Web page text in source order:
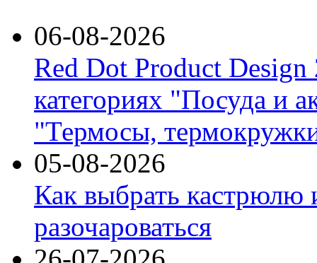
06-08-2026
Red Dot Product Design
категориях "Посуда и
"Термосы,
05-08-2026
Как выбрать кастрюлю
разочароваться